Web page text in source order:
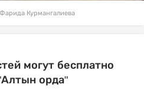
Фарида Курмангалиева
могут бесплатно
орда"